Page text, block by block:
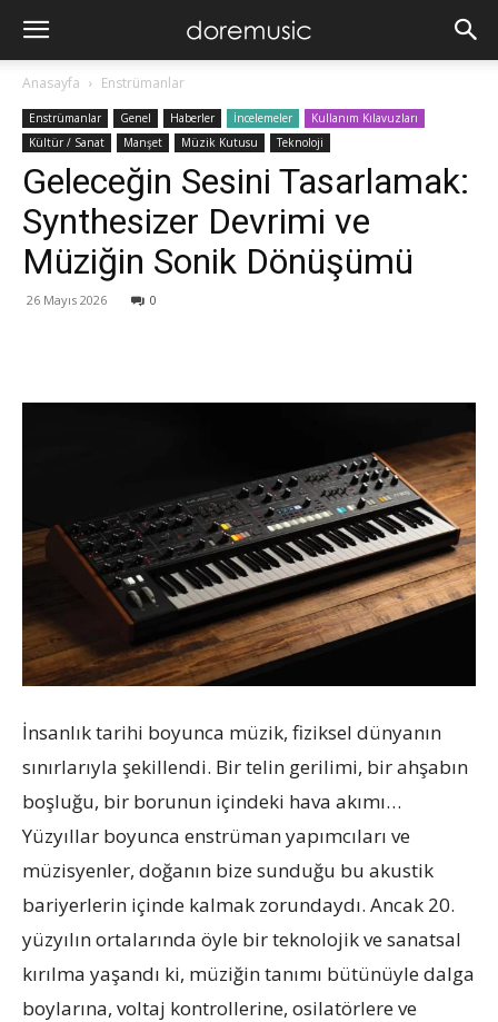
Anasayfa Enstrümanlar
Enstrümanlar Genel Haberler İncelemeler
Kullanım Kılavuzları
Kültür / Sanat
Manşet Müzik Kutusu Teknoloji
Geleceğin Sesini Tasarlamak:
Synthesizer Devrimi ve
Müziğin Sonik Dönüşümü
26 Mayıs 2026 0
İnsanlık tarihi boyunca müzik, fiziksel dünyanın
sınırlarıyla şekillendi. Bir telin gerilimi, bir ahşabın
boşluğu, bir borunun içindeki hava akımı…
Yüzyıllar boyunca enstrüman yapımcıları ve
müzisyenler, doğanın bize sunduğu bu akustik
bariyerlerin içinde kalmak zorundaydı. Ancak 20.
yüzyılın ortalarında öyle bir teknolojik ve sanatsal
kırılma yaşandı ki, müziğin tanımı bütünüyle dalga
boylarına, voltaj kontrollerine, osilatörlere ve